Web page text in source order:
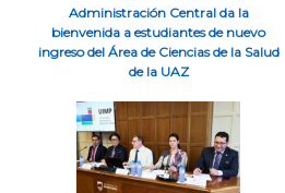
Administración Central da la
bienvenida a estudiantes de nuevo
ingreso del Área de Ciencias de la Salud
de la UAZ